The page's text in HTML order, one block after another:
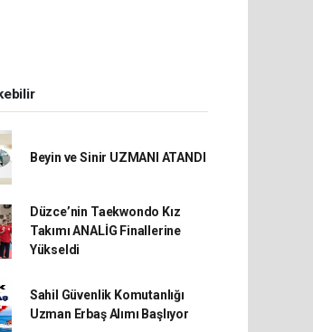
Beyin ve Sinir UZMANI ATANDI
Düzce’nin Taekwondo Kız
Takımı ANALİG Finallerine
Yükseldi
Sahil Güvenlik Komutanlığı
Uzman Erbaş Alımı Başlıyor